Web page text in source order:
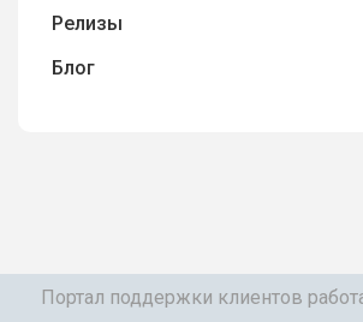
Релизы
Блог
Портал поддержки клиентов